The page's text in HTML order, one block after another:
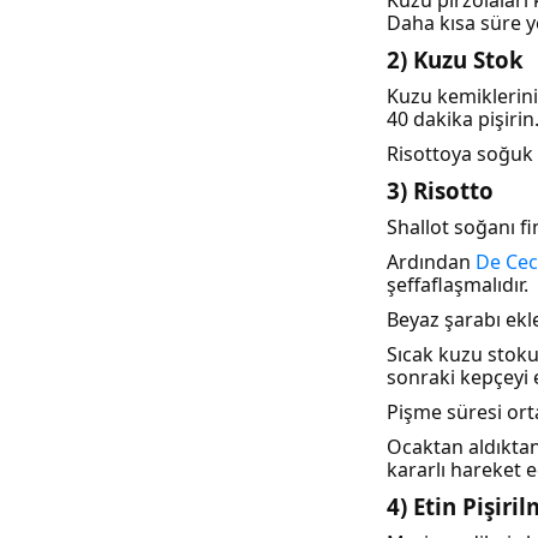
Daha kısa süre
2) Kuzu Stok
Kuzu
40 dakika
Risottoya
3) Risotto
Shallot soğanı
Ardından De
şeffaflaşmalıdır.
Beyaz şarabı
Sıcak kuzu
sonraki kepçeyi
Pişme süresi
Ocaktan
kararlı hareket
4) Etin